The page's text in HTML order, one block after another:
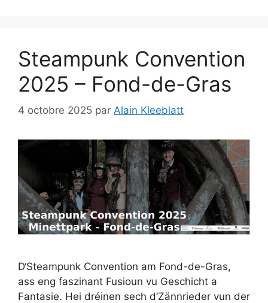
Steampunk Convention
2025 – Fond-de-Gras
4 octobre 2025 par Alain Kleeblatt
D‘Steampunk Convention am Fond-de-Gras,
ass eng faszinant Fusioun vu Geschicht a
Fantasie. Hei dréinen sech d’Zännrieder vun der